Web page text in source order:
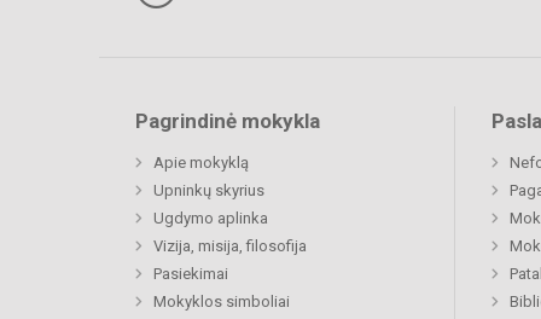
Pagrindinė mokykla
Apie mokyklą
Upninkų skyrius
Ugdymo aplinka
Vizija, misija, filosofija
Pasiekimai
Mokyklos simboliai